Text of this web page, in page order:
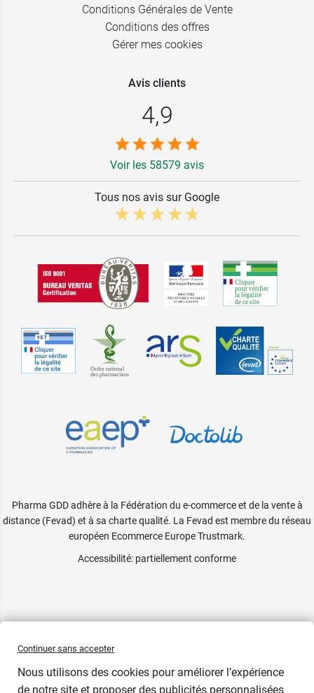
Conditions Générales de Vente
Conditions des offres
Gérer mes cookies
Avis clients
4,9
Voir les 58579 avis
Tous nos avis sur Google
Pharma GDD adhère à la Fédération du e-commerce et de la vente à
distance (Fevad) et à sa charte qualité. La Fevad est membre du réseau
européen Ecommerce Europe Trustmark.
Accessibilité: partiellement conforme
Continuer sans accepter
Nous utilisons des cookies pour améliorer l’expérience
de notre site et proposer des publicités personnalisées